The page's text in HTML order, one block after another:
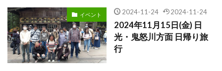
イベント 2024-11-24 2024-11-24
2024年11月15日(金) 日
光・鬼怒川方面 日帰り旅
行